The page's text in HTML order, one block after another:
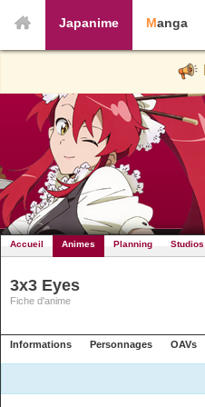
Japanime Manga
Accueil Animes Planning Studios
3x3 Eyes
Fiche d'anime
Informations Personnages OAVs